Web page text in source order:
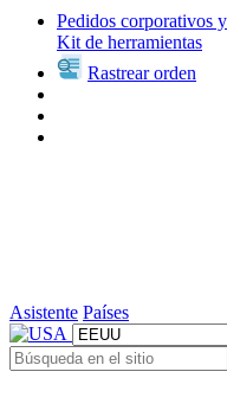
Pedidos corporativos
Kit de herramientas
Rastrear orden
Asistente Países